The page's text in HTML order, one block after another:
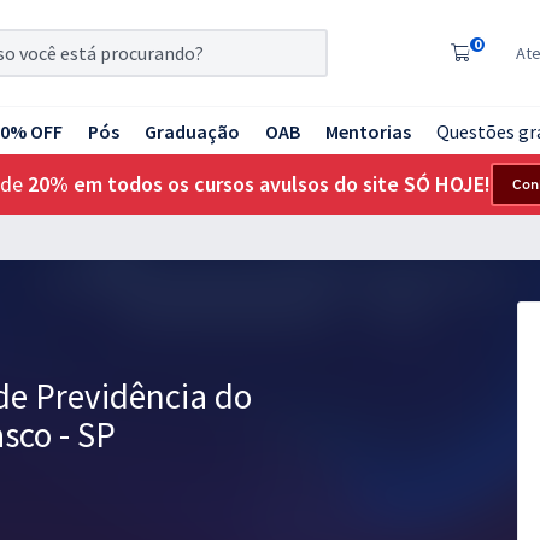
0
OFF Pós Graduação OAB Mentorias Questões
20% em todos os cursos avulsos do site SÓ HOJE!
Previdência do
- SP